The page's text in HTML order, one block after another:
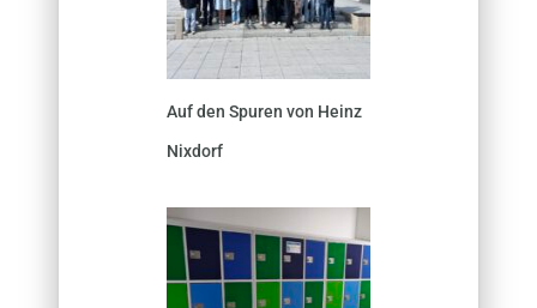
Auf den Spuren von Heinz
Nixdorf